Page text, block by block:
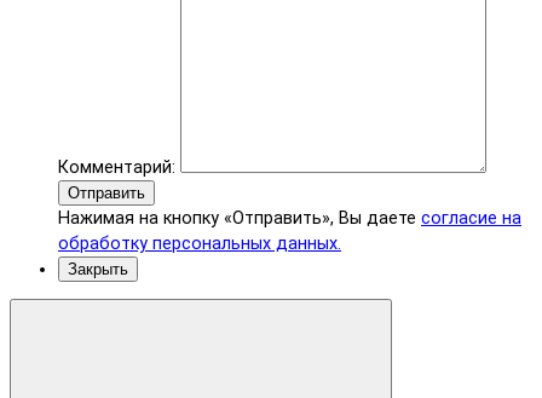
Комментарий:
Отправить
Нажимая на кнопку «Отправить», Вы даете согласие на
обработку персональных данных.
Закрыть